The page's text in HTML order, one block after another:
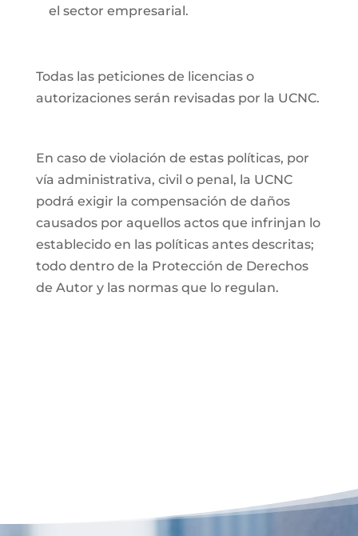
el sector empresarial.
Todas las peticiones de licencias o
autorizaciones serán revisadas por la UCNC.
En caso de violación de estas políticas, por
vía administrativa, civil o penal, la UCNC
podrá exigir la compensación de daños
causados por aquellos actos que infrinjan lo
establecido en las políticas antes descritas;
todo dentro de la Protección de Derechos
de Autor y las normas que lo regulan.